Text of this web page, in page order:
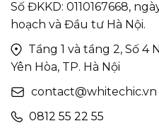
Số ĐKKD: 0110167668,
hoạch và Đầu tư Hà Nội.
Tầng 1 và tầng 2, Số 4
Yên Hòa, TP. Hà Nội
contact@whitechic.vn
0812 55 22 55